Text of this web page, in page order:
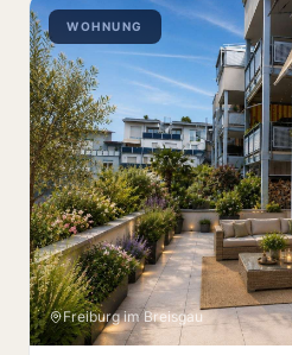
WOHNUNG
Freiburg im Breisgau